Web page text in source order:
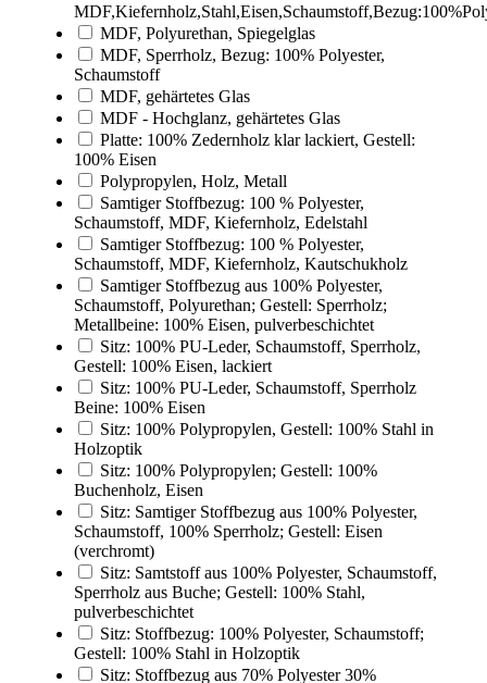
MDF, Polyurethan, Spiegelglas
MDF, Sperrholz, Bezug: 100% Polyester,
Schaumstoff
MDF, gehärtetes Glas
MDF - Hochglanz, gehärtetes Glas
Platte: 100% Zedernholz klar lackiert, Gestell:
100% Eisen
Polypropylen, Holz, Metall
Samtiger Stoffbezug: 100 % Polyester,
Schaumstoff, MDF, Kiefernholz, Edelstahl
Samtiger Stoffbezug: 100 % Polyester,
Schaumstoff, MDF, Kiefernholz, Kautschukholz
Samtiger Stoffbezug aus 100% Polyester,
Schaumstoff, Polyurethan; Gestell: Sperrholz;
Metallbeine: 100% Eisen, pulverbeschichtet
Sitz: 100% PU-Leder, Schaumstoff, Sperrholz,
Gestell: 100% Eisen, lackiert
Sitz: 100% PU-Leder, Schaumstoff, Sperrholz
Beine: 100% Eisen
Sitz: 100% Polypropylen, Gestell: 100% Stahl in
Holzoptik
Sitz: 100% Polypropylen; Gestell: 100%
Buchenholz, Eisen
Sitz: Samtiger Stoffbezug aus 100% Polyester,
Schaumstoff, 100% Sperrholz; Gestell: Eisen
(verchromt)
Sitz: Samtstoff aus 100% Polyester, Schaumstoff,
Sperrholz aus Buche; Gestell: 100% Stahl,
pulverbeschichtet
Sitz: Stoffbezug: 100% Polyester, Schaumstoff;
Gestell: 100% Stahl in Holzoptik
Sitz: Stoffbezug aus 70% Polyester 30%